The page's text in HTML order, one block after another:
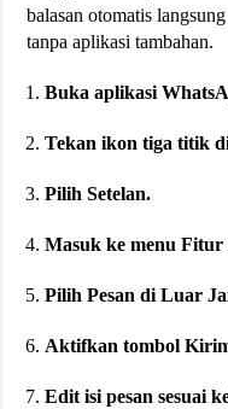
balasan otomatis
tanpa aplikasi tambahan.
Buka aplikasi
Tekan ikon tiga titik
PilihSetelan.
Masuk ke menuFitur
PilihPesan di Luar
Aktifkan tombol
Edit isi pesan sesuai